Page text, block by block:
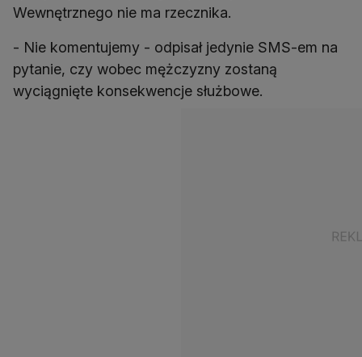
Wewnętrznego nie ma rzecznika.
- Nie komentujemy - odpisał jedynie SMS-em na
pytanie, czy wobec mężczyzny zostaną
wyciągnięte konsekwencje służbowe.